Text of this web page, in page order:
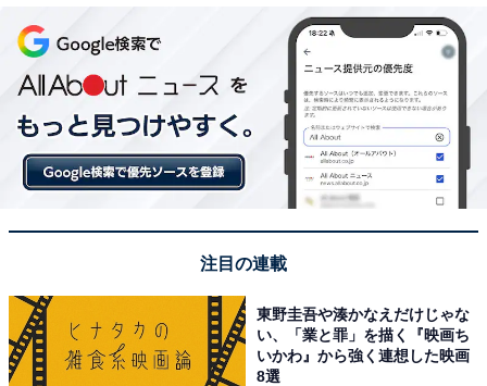
注目の連載
東野圭吾や湊かなえだけじゃな
い、「業と罪」を描く『映画ち
いかわ』から強く連想した映画
8選